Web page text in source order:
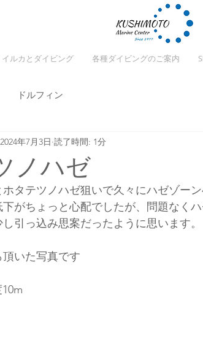
ルカとダイビング 各種ダイビングのご案内
ドルフィン
ノハゼ
2024年7月3日 読了時間: 1分
タテツノハゼ狙いで久々にハゼゾー
がちょっと心配でしたが、問題なく
引っ込み思案だったように思います。
いた写真です